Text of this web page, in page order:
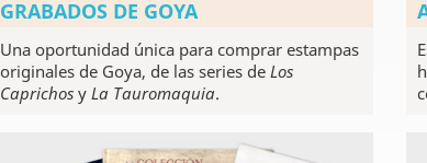
GRABADOS DE GOYA
Una oportunidad única para comprar estampas
originales de Goya, de las series de Los
Caprichosy La Tauromaquia.